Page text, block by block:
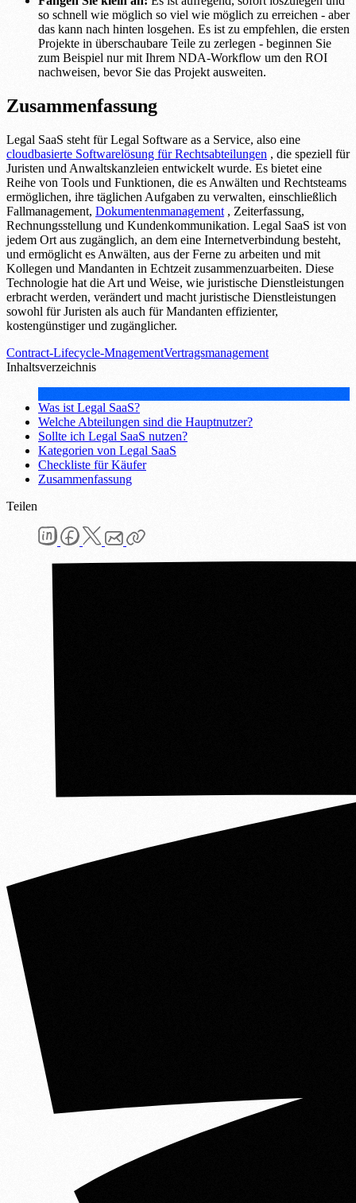
so schnell wie möglich so viel wie möglich zu erreichen - aber
das kann nach hinten losgehen. Es ist zu empfehlen, die ersten
Projekte in überschaubare Teile zu zerlegen - beginnen Sie
zum Beispiel nur mit Ihrem NDA-Workflow um den ROI
nachweisen, bevor Sie das Projekt ausweiten.
Zusammenfassung
Legal SaaS steht für Legal Software as a Service, also eine
cloudbasierte Softwarelösung für Rechtsabteilungen , die speziell für
Juristen und Anwaltskanzleien entwickelt wurde. Es bietet eine
Reihe von Tools und Funktionen, die es Anwälten und Rechtsteams
ermöglichen, ihre täglichen Aufgaben zu verwalten, einschließlich
Fallmanagement, Dokumentenmanagement , Zeiterfassung,
Rechnungsstellung und Kundenkommunikation. Legal SaaS ist von
jedem Ort aus zugänglich, an dem eine Internetverbindung besteht,
und ermöglicht es Anwälten, aus der Ferne zu arbeiten und mit
Kollegen und Mandanten in Echtzeit zusammenzuarbeiten. Diese
Technologie hat die Art und Weise, wie juristische Dienstleistungen
erbracht werden, verändert und macht juristische Dienstleistungen
sowohl für Juristen als auch für Mandanten effizienter,
kostengünstiger und zugänglicher.
Contract-Lifecycle-MnagementVertragsmanagement
Inhaltsverzeichnis
Was ist Legal SaaS?
Welche Abteilungen sind die Hauptnutzer?
Sollte ich Legal SaaS nutzen?
Kategorien von Legal SaaS
Checkliste für Käufer
Zusammenfassung
Teilen